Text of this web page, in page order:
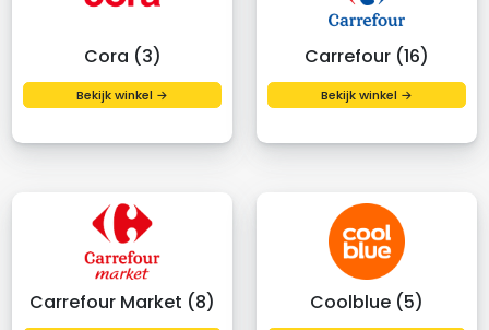
Cora (3)
Bekijk winkel →
Carrefour (16)
Bekijk winkel →
Carrefour Market (8) Coolblue (5)